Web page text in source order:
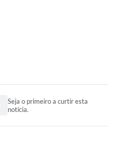
Seja o primeiro a curtir esta
notícia.